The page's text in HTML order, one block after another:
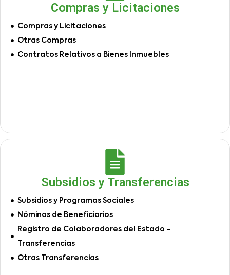
Compras y Licitaciones
Compras y Licitaciones
Otras Compras
Contratos Relativos a Bienes Inmuebles
Subsidios y Transferencias
Subsidios y Programas Sociales
Nóminas de Beneficiarios
Registro de Colaboradores del Estado -
Transferencias
Otras Transferencias